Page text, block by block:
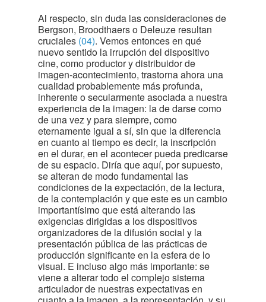
Al respecto, sin duda las consideraciones de
Bergson, Broodthaers o Deleuze resultan
cruciales (04). Vemos entonces en qué
nuevo sentido la irrupción del dispositivo
cine, como productor y distribuidor de
imagen-acontecimiento, trastorna ahora una
cualidad probablemente más profunda,
inherente o secularmente asociada a nuestra
experiencia de la imagen: la de darse como
de una vez y para siempre, como
eternamente igual a sí, sin que la diferencia
en cuanto al tiempo es decir, la inscripción
en el durar, en el acontecer pueda predicarse
de su espacio. Diría que aquí, por supuesto,
se alteran de modo fundamental las
condiciones de la expectación, de la lectura,
de la contemplación y que este es un cambio
importantísimo que está alterando las
exigencias dirigidas a los dispositivos
organizadores de la difusión social y la
presentación pública de las prácticas de
producción significante en la esfera de lo
visual. E incluso algo más importante: se
viene a alterar todo el complejo sistema
articulador de nuestras expectativas en